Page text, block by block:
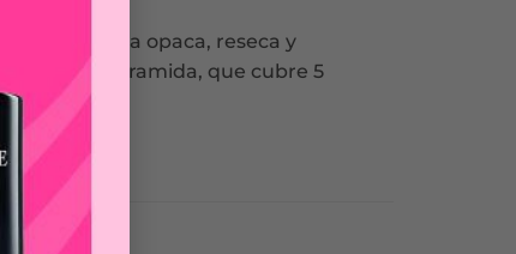
esta luzca opaca, reseca y
Omega y Ceramida, que cubre 5